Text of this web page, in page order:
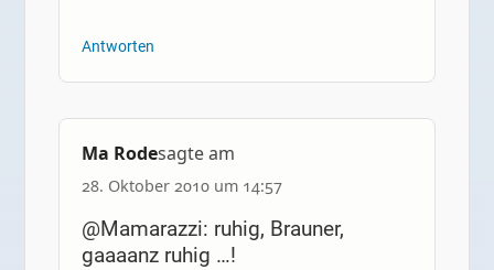
Antworten
Ma Rodesagte am
28. Oktober 2010 um 14:57
@Mamarazzi: ruhig, Brauner,
gaaaanz ruhig …!